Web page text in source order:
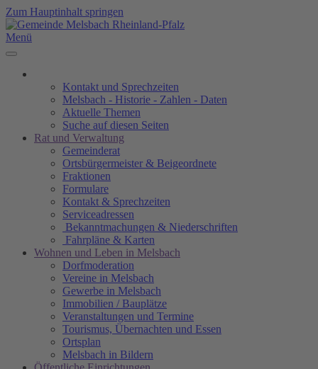
Zum Hauptinhalt springen
Menü
Kontakt und Sprechzeiten
Melsbach - Historie - Zahlen - Daten
Aktuelle Themen
Suche auf diesen Seiten
Rat und Verwaltung
Gemeinderat
Ortsbürgermeister & Beigeordnete
Fraktionen
Formulare
Kontakt & Sprechzeiten
Serviceadressen
Bekanntmachungen & Niederschriften
Fahrpläne & Karten
Wohnen und Leben in Melsbach
Dorfmoderation
Vereine in Melsbach
Gewerbe in Melsbach
Immobilien / Bauplätze
Veranstaltungen und Termine
Tourismus, Übernachten und Essen
Ortsplan
Melsbach in Bildern